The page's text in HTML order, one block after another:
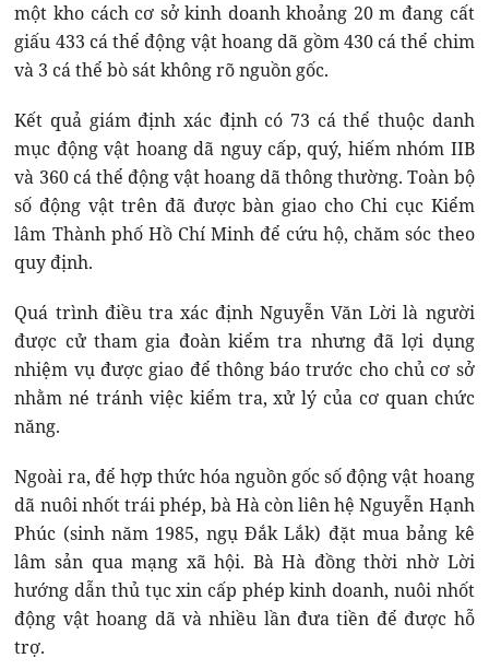
một kho cách cơ sở kinh doanh khoảng 20 m đang cất
giấu 433 cá thể động vật hoang dã gồm 430 cá thể chim
và 3 cá thể bò sát không rõ nguồn gốc.
Kết quả giám định xác định có 73 cá thể thuộc danh
mục động vật hoang dã nguy cấp, quý, hiếm nhóm IIB
và 360 cá thể động vật hoang dã thông thường. Toàn bộ
số động vật trên đã được bàn giao cho Chi cục Kiểm
lâm Thành phố Hồ Chí Minh để cứu hộ, chăm sóc theo
quy định.
Quá trình điều tra xác định Nguyễn Văn Lời là người
được cử tham gia đoàn kiểm tra nhưng đã lợi dụng
nhiệm vụ được giao để thông báo trước cho chủ cơ sở
nhằm né tránh việc kiểm tra, xử lý của cơ quan chức
năng.
Ngoài ra, để hợp thức hóa nguồn gốc số động vật hoang
dã nuôi nhốt trái phép, bà Hà còn liên hệ Nguyễn Hạnh
Phúc (sinh năm 1985, ngụ Đắk Lắk) đặt mua bảng kê
lâm sản qua mạng xã hội. Bà Hà đồng thời nhờ Lời
hướng dẫn thủ tục xin cấp phép kinh doanh, nuôi nhốt
động vật hoang dã và nhiều lần đưa tiền để được hỗ
trợ.